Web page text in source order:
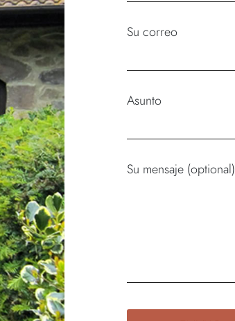
Su correo
Asunto
Su mensaje (optional)